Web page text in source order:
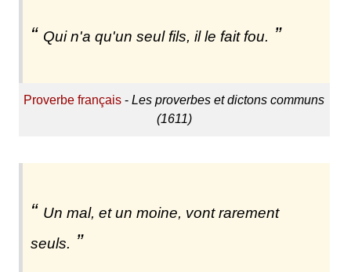
Qui n'a qu'un seul fils, il le fait fou.
Proverbe français -Les proverbes et dictons communs
(1611)
Un mal, et un moine, vont rarement
seuls.